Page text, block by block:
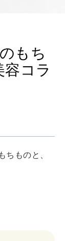
もち
容コラ
ちものと、